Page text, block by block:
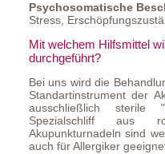
Psychosomatische
Stress,
Mit welchem Hilfsmittel
durchgeführt?
Bei uns wird die
Standartinstrument der
ausschließlich sterile
Spezialschliff aus
Akupunkturnadeln sind
auch für Allergiker